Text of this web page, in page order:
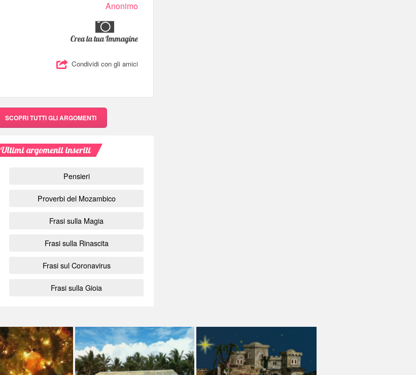
Anonimo
Crea la tua Immagine
Condividi con gli amici
SCOPRITUTTI GLI ARGOMENTI
Ultimi argomenti inseriti
Pensieri
Proverbi del Mozambico
Frasi sulla Magia
Frasi sulla Rinascita
Frasi sul Coronavirus
Frasi sulla Gioia